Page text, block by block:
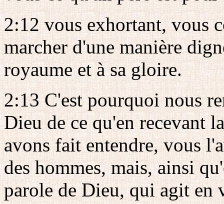
2:12 vous exhortant, vous
marcher d'une manière
royaume et à sa gloire.
2:13 C'est pourquoi nous
Dieu de ce qu'en recevant
avons fait entendre, vous
des hommes, mais, ainsi
parole de Dieu, qui agit en